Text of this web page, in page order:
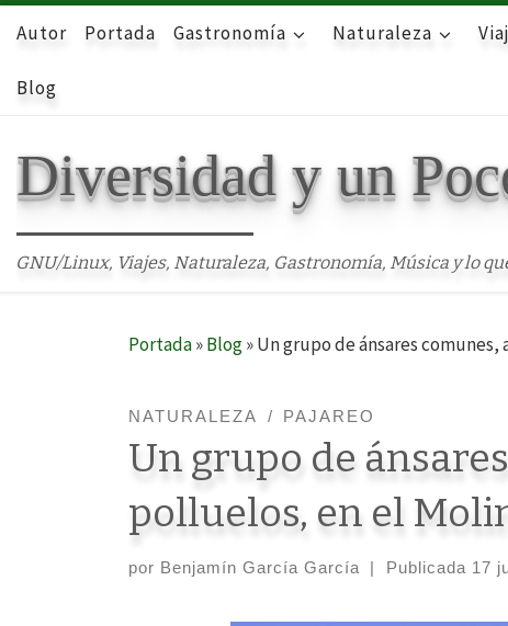
Skip to content
Autor Portada Gastronomía Naturaleza
Blog
Diversidad y un
GNU/Linux, Viajes, Naturaleza, Gastronomía, Música y lo
Portada»Blog»Un grupo de ánsares
NATURALEZA PAJAREO
Un grupo de
polluelos, en el
por Benjamín García García | Publicada 17